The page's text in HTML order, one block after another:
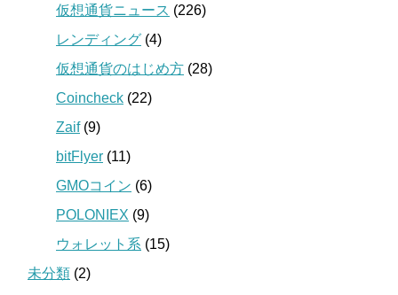
仮想通貨ニュース (226)
レンディング (4)
仮想通貨のはじめ方 (28)
Coincheck (22)
Zaif(9)
bitFlyer (11)
GMOコイン (6)
POLONIEX (9)
ウォレット系 (15)
未分類 (2)